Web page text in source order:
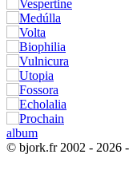
© bjork.fr 2002 - 2026 -